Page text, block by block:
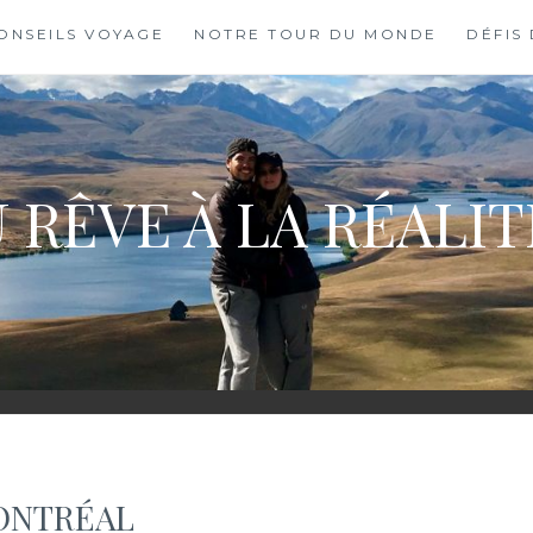
VOYAGE NOTRE TOUR DU MONDE DÉFIS
RÊVE À LA